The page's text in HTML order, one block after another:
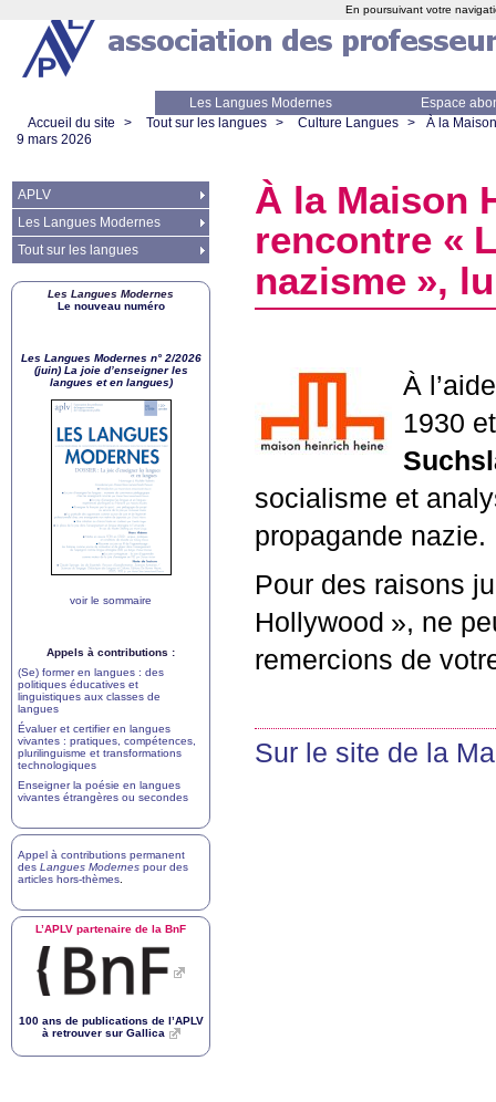
Les Langues Modernes
Espace
Accueil du site
> Tout sur les langues > Culture Langues >
À la
9 mars 2026
À la Maison
rencontre «
nazisme »,
À
1930
socialisme et
propagande nazie.
Pour des raisons
Hollywood », ne
remercions de
Sur le site de la
APLV
Les Langues Modernes
Tout sur les langues
Les Langues Modernes
Le nouveau numéro
Les Langues Modernes n° 2/2026
(juin) La joie d’enseigner les
langues et en langues)
voir le sommaire
Appels à contributions :
(Se) former en langues : des
politiques éducatives et
linguistiques aux classes de
langues
Évaluer et certifier en langues
vivantes : pratiques, compétences,
plurilinguisme et transformations
technologiques
Enseigner la poésie en langues
vivantes étrangères ou secondes
Appel à contributions permanent
des Langues Modernes pour des
articles hors-thèmes
L’APLV partenaire de la BnF
100 ans de publications de l’APLV
à retrouver sur Gallica
En poursuivant votre